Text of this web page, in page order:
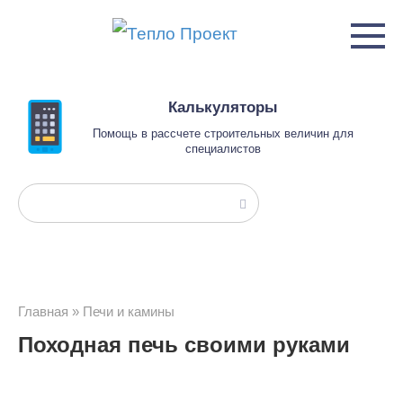
Калькуляторы
Помощь в рассчете строительных величин для
специалистов
Поиск:
Главная » Печи и камины
Походная печь своими руками